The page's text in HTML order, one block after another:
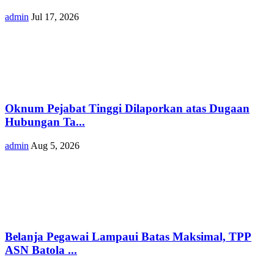
admin Jul 17, 2026
Oknum Pejabat Tinggi Dilaporkan atas Dugaan
Hubungan Ta...
admin Aug 5, 2026
Belanja Pegawai Lampaui Batas Maksimal, TPP
ASN Batola ...